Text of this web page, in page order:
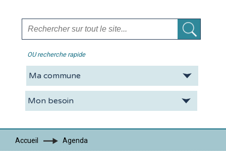
OU recherche rapide
La CDC Vie pratique
Accueil Agenda